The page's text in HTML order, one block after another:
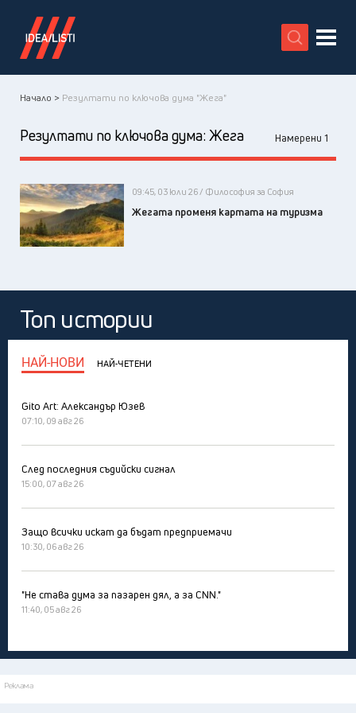
X
Начало > Резултати по ключова дума "Жега"
Резултати по ключова дума: Жега Намерени 1
09:45, 03 юли 26 / Философия за София
Жегата променя картата на туризма
Топ истории
НАЙ-НОВИ НАЙ-ЧЕТЕНИ
Gito Art: Александър Юзев
07:10, 09 авг 26
След последния съдийски сигнал
15:00, 07 авг 26
Защо всички искат да бъдат предприемачи
10:30, 06 авг 26
"Не става дума за пазарен дял, а за CNN."
11:40, 05 авг 26
Реклама